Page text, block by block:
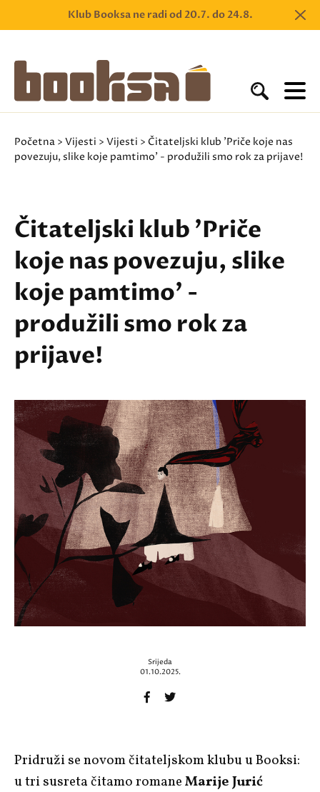
Klub Booksa ne radi od 20.7. do 24.8.
Početna > Vijesti > Vijesti > Čitateljski klub 'Priče koje nas
povezuju, slike koje pamtimo' - produžili smo rok za prijave!
Čitateljski klub 'Priče
koje nas povezuju, slike
koje pamtimo' -
produžili smo rok za
prijave!
Srijeda
01.10.2025.
Pridruži se novom čitateljskom klubu u Booksi:
u tri susreta čitamo romaneMarije Jurić